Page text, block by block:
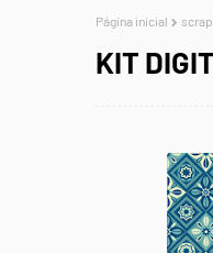
Página inicial
KIT